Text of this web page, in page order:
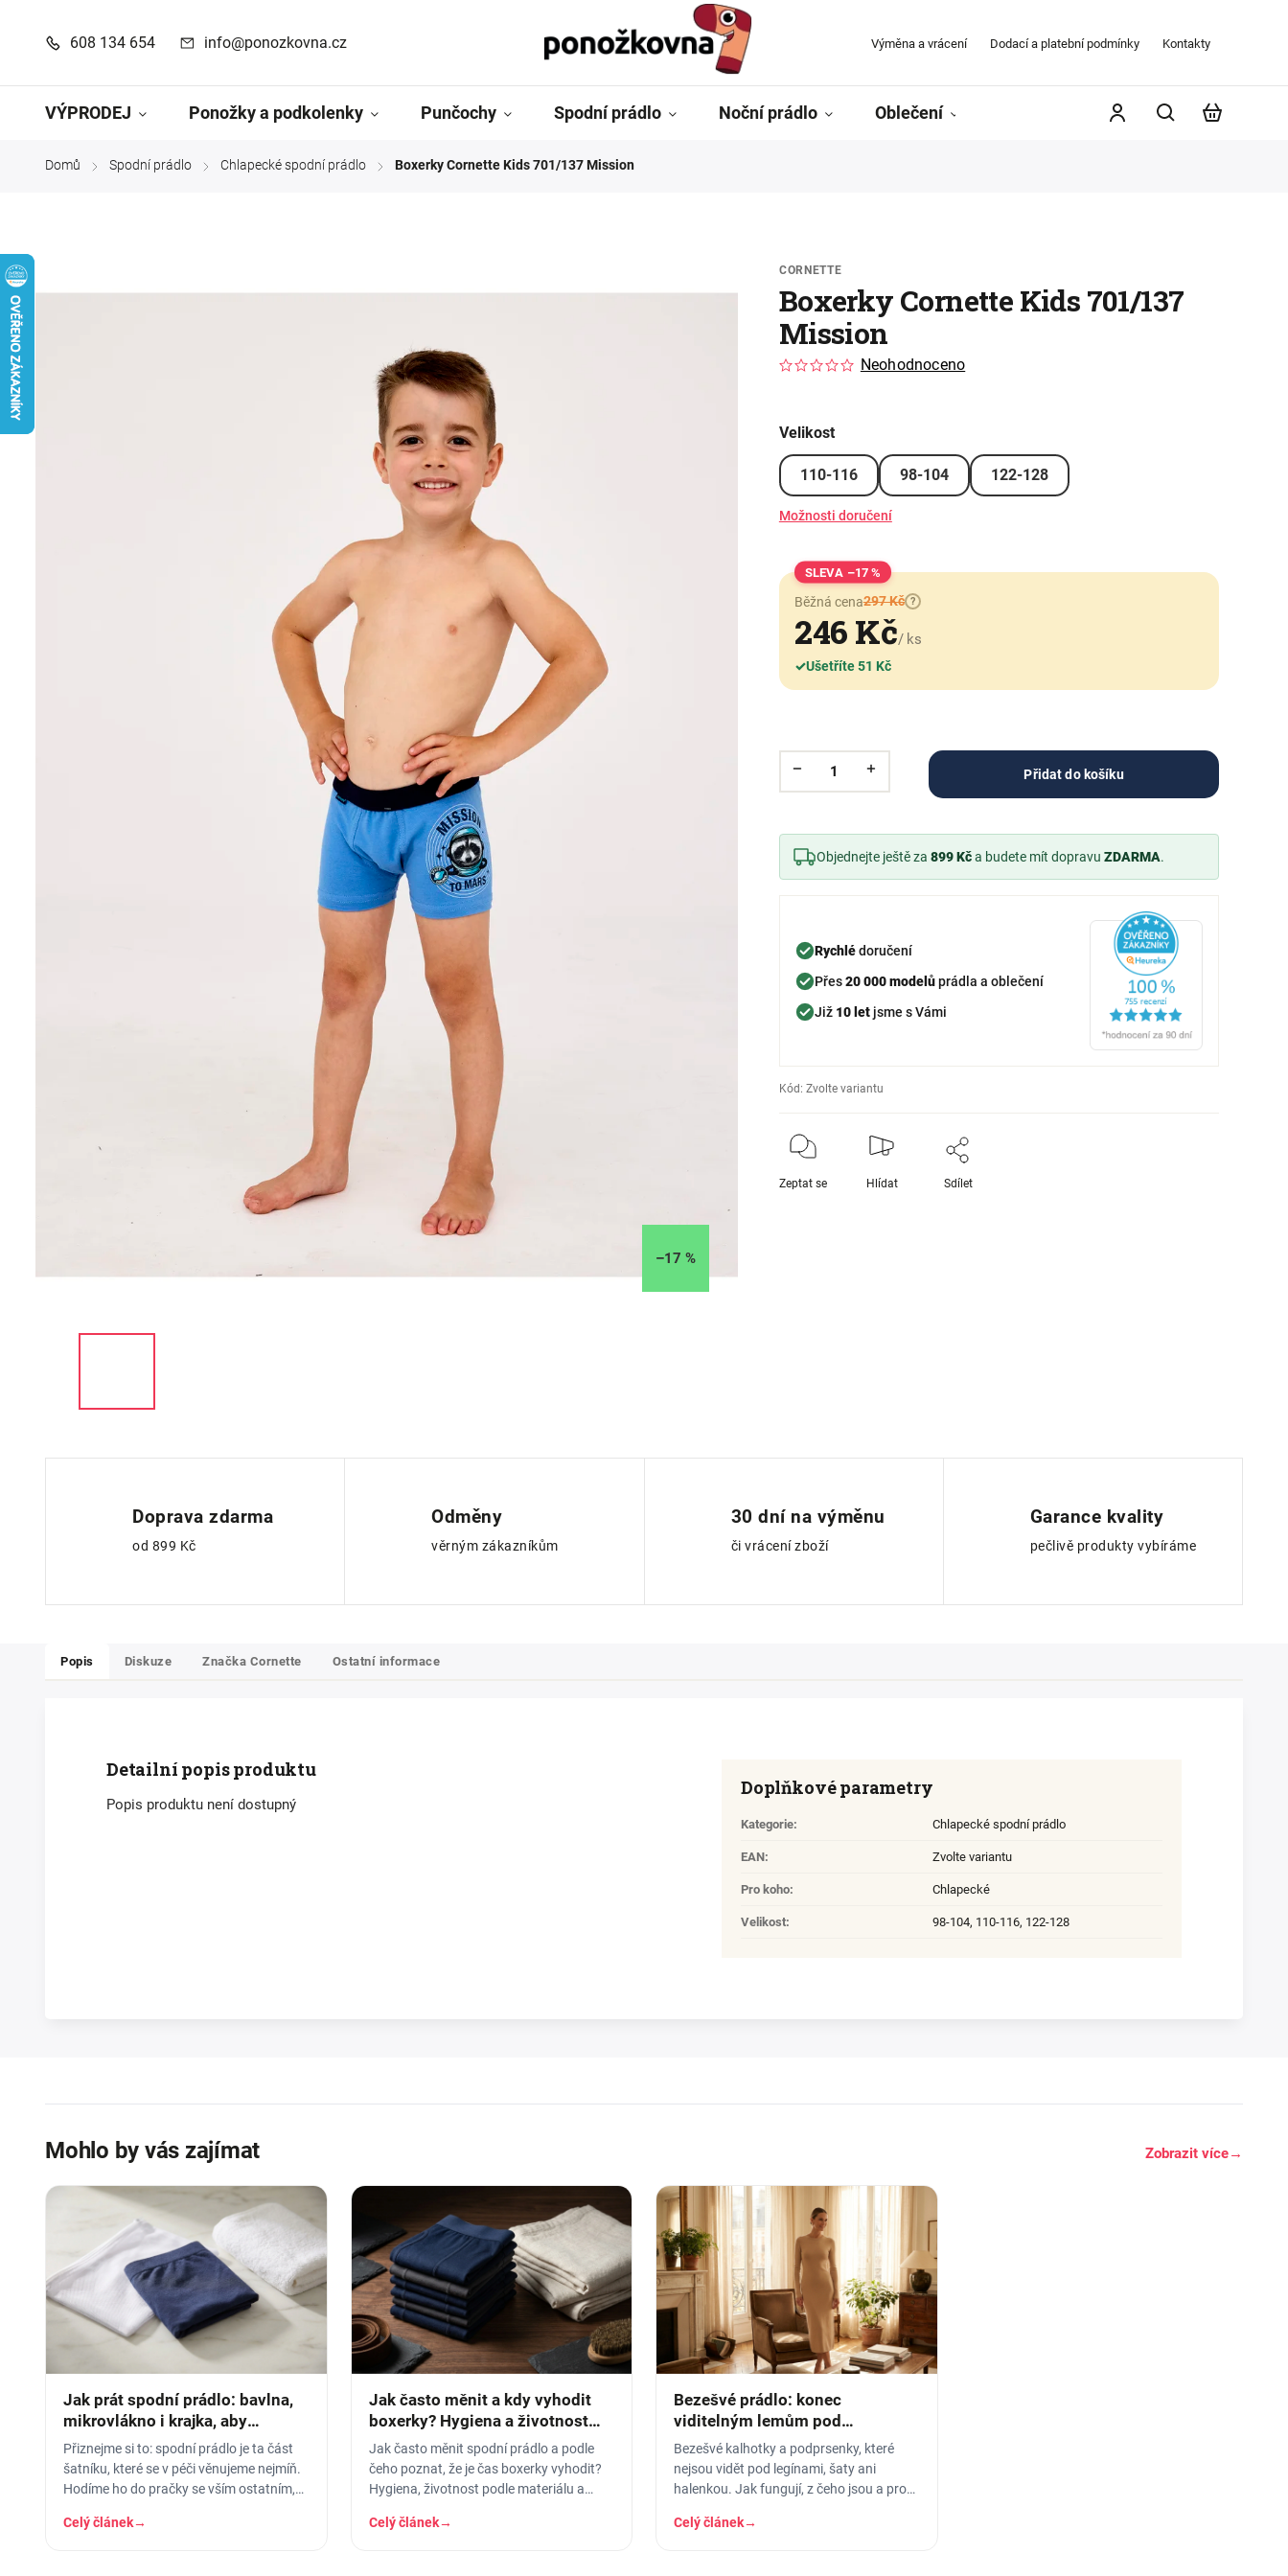
608 134 654 info@ponozkovna.cz Výměna a vrácení Dodací a platební podmínky Kontakty
VÝPRODEJ Ponožky a podkolenky Punčochy Spodní prádlo Noční prádlo Oblečení Kontakty
Domů / Spodní prádlo / Chlapecké spodní prádlo / Boxerky Cornette Kids 701/137 Mission
–17 %
CORNETTE
Boxerky Cornette Kids 701/137
Mission
Neohodnoceno
Velikost
110-116 98-104 122-128
Možnosti doručení
–17 %
Běžná cena297 Kč ?
246 Kč/ ks
✓Ušetříte 51 Kč
Přidat do košíku
Objednejte ještě za 899 Kča budete mít dopravu ZDARMA.
Rychlédoručení
Přes20 000 modelůprádla a oblečení
Již 10 letjsme s Vámi
Kód: Zvolte variantu
Zeptat se Hlídat Sdílet
Doprava zdarma
od 899 Kč
Odměny
věrným zákazníkům
30 dní na výměnu
či vrácení zboží
Garance kvality
pečlivě produkty vybíráme
Popis Diskuze Značka Cornette Ostatní informace
Detailní popis produktu
Popis produktu není dostupný
Doplňkové parametry
Kategorie: Chlapecké spodní prádlo
EAN: Zvolte variantu
Pro koho: Chlapecké
Velikost: 98-104, 110-116, 122-128
Mohlo by vás zajímat Zobrazit více→
Jak prát spodní prádlo: bavlna,
mikrovlákno i krajka, aby
vydrželo
Přiznejme si to: spodní prádlo je ta část
šatníku, které se v péči věnujeme nejmíň.
Hodíme ho do pračky se vším ostatním,
Celý článek→
Jak často měnit a kdy vyhodit
boxerky? Hygiena a životnost
prádla
Jak často měnit spodní prádlo a podle
čeho poznat, že je čas boxerky vyhodit?
Hygiena, životnost podle materiálu a
Celý článek→
Bezešvé prádlo: konec
viditelným lemům pod
přiléhavým oblečením
Bezešvé kalhotky a podprsenky, které
nejsou vidět pod legínami, šaty ani
halenkou. Jak fungují, z čeho jsou a pro
Celý článek→